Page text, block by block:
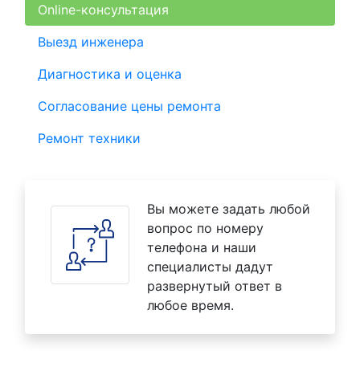
Online-консультация
Выезд инженера
Диагностика и оценка
Согласование цены ремонта
Ремонт техники
Вы можете задать любой
вопрос по номеру
телефона и наши
специалисты дадут
развернутый ответ в
любое время.